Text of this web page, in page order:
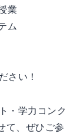
業
ム
さい！
・学力コンク
て、ぜひご参